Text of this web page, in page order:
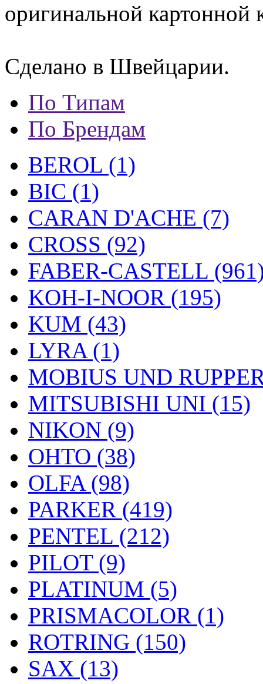
оригинальной картонной
Сделано в Швейцарии.
По Типам
По Брендам
BEROL (1)
BIC (1)
CARAN D'ACHE (7)
CROSS (92)
FABER-CASTELL
KOH-I-NOOR (195)
KUM (43)
LYRA (1)
MOBIUS UND
MITSUBISHI UNI (15)
NIKON (9)
OHTO (38)
OLFA (98)
PARKER (419)
PENTEL (212)
PILOT (9)
PLATINUM (5)
PRISMACOLOR (1)
ROTRING (150)
SAX (13)